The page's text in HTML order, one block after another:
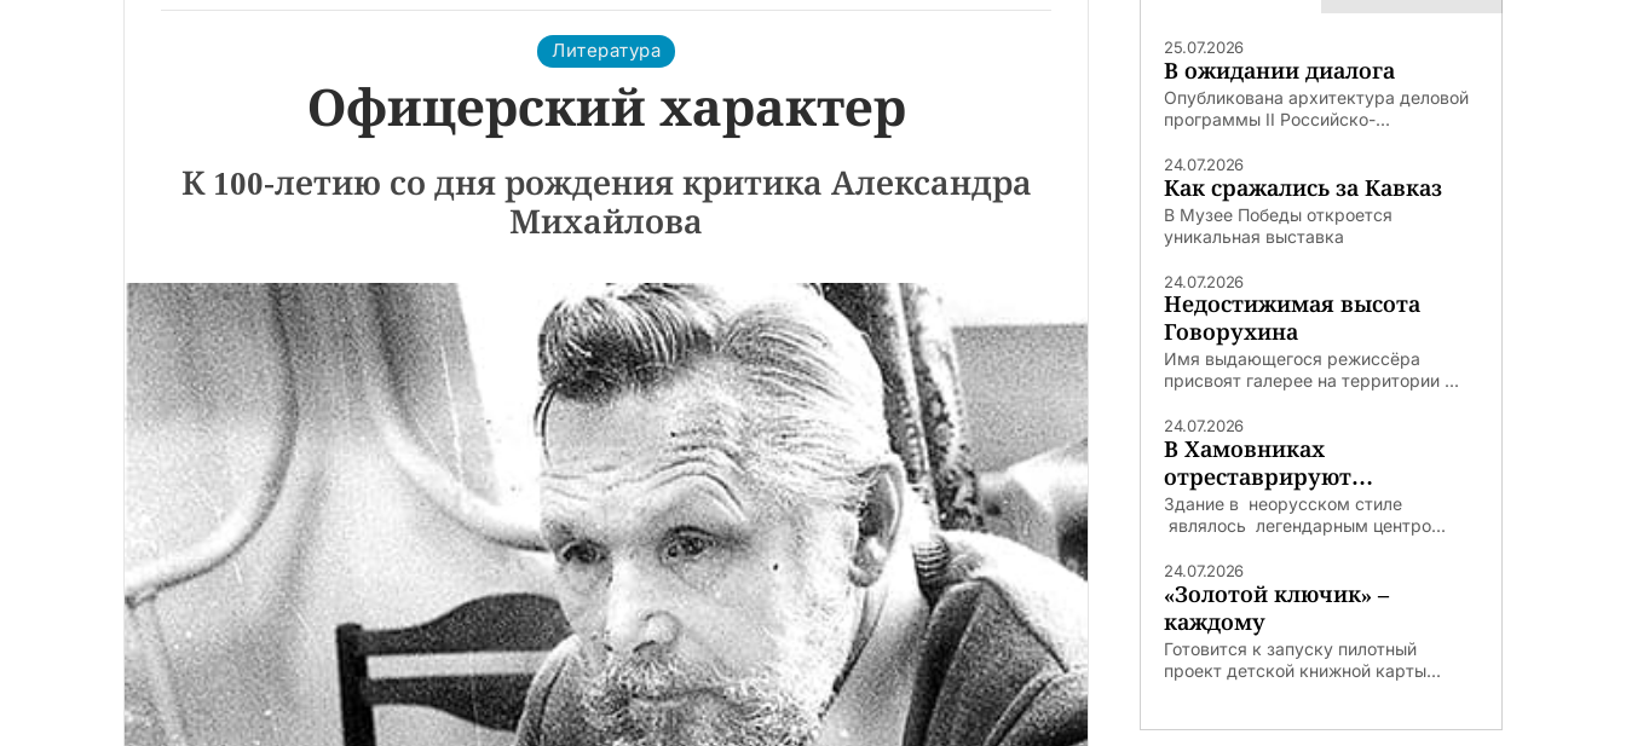
Литература
Офицерский характер
К 100-летию со дня рождения критика Александра
Михайлова
25.07.2026
В ожидании диалога
Опубликована архитектура деловой
программы II Российско-...
24.07.2026
Как сражались за Кавказ
В Музее Победы откроется
уникальная выставка
24.07.2026
Недостижимая высота
Говорухина
Имя выдающегося режиссёра
присвоят галерее на территории ...
24.07.2026
В Хамовниках
отреставрируют
легендарную Погодинскую
избу
Здание в неорусском стиле
являлось легендарным центро...
24.07.2026
«Золотой ключик» –
каждому
Готовится к запуску пилотный
проект детской книжной карты...